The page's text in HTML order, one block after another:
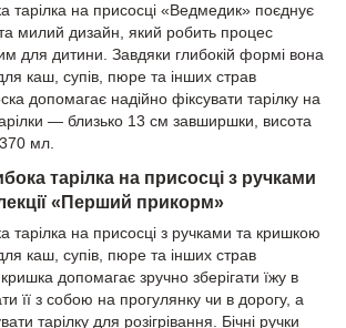
тарілка на присосці «Ведмедик» поєднує
милий дизайн, який робить процес
для дитини. Завдяки глибокій формі вона
каш, супів, пюре та інших страв
допомагає надійно фіксувати тарілку на
— близько 13 см завширшки, висота
мл.
тарілка на присосці з ручками
«Перший прикорм»
тарілка на присосці з ручками та кришкою
каш, супів, пюре та інших страв
допомагає зручно зберігати їжу в
її з собою на прогулянку чи в дорогу, а
тарілку для розігрівання. Бічні ручки